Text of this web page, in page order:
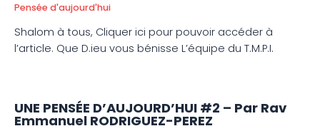
Pensée d'aujourd'hui
Shalom à tous, Cliquer ici pour pouvoir accéder à
l’article. Que D.ieu vous bénisse L’équipe du T.M.P.I.
UNE PENSÉE D’AUJOURD’HUI #2 – Par Rav
Emmanuel RODRIGUEZ-PEREZ